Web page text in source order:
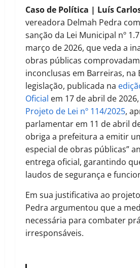
Caso de Política | Luís
vereadora Delmah Pedra
sanção da Lei Municipal nº
março de 2026, que veda a
obras públicas
inconclusas em Barreiras, na
legislação, publicada na
Oficial em 17 de abril de
Projeto de Lei nº 114/2025,
parlamentar em 11 de abril
obriga a prefeitura a emitir
especial de obras públicas”
entrega oficial, garantindo
laudos de segurança e
Em sua justificativa ao
Pedra argumentou que a
necessária para combater
irresponsáveis.